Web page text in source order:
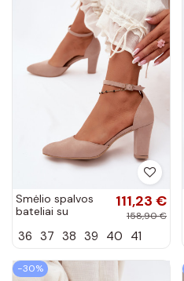
Smėlio spalvos
bateliai su
dirželiais smailiu
111,23 €
158,90 €
36 37 38 39 40 41
−30%